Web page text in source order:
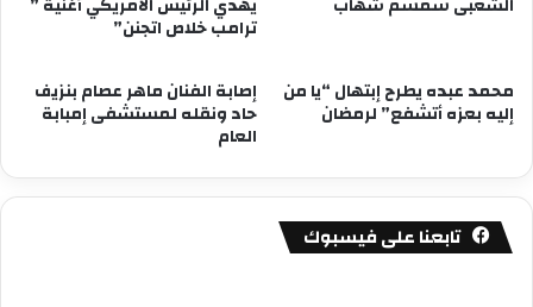
ترامب خلاص اتجنن”
محمد عبده يطرح إبتهال “يا من
إليه بعزه أتشفع” لرمضان
إصابة الفنان ماهر عصام بنزيف
حاد ونقله لمستشفى إمبابة
العام
تابعنا على فيسبوك